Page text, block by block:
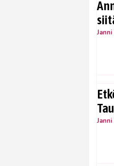
Janni
Janni